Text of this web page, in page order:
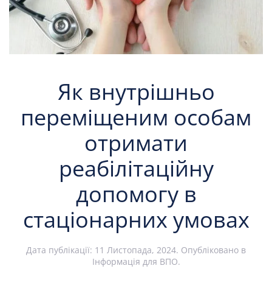
Як внутрішньо
переміщеним особам
отримати
реабілітаційну
допомогу в
стаціонарних умовах
Дата публікації: 11 Листопада, 2024. Опубліковано в
Інформація для ВПО.